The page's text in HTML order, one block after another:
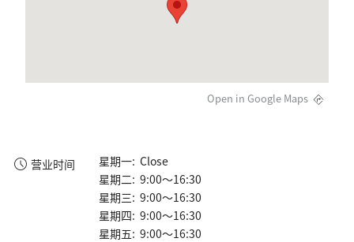
Open in Google Maps
营业时间
星期一: Close
星期二: 9:00～16:30
星期三: 9:00～16:30
星期四: 9:00～16:30
星期五: 9:00～16:30